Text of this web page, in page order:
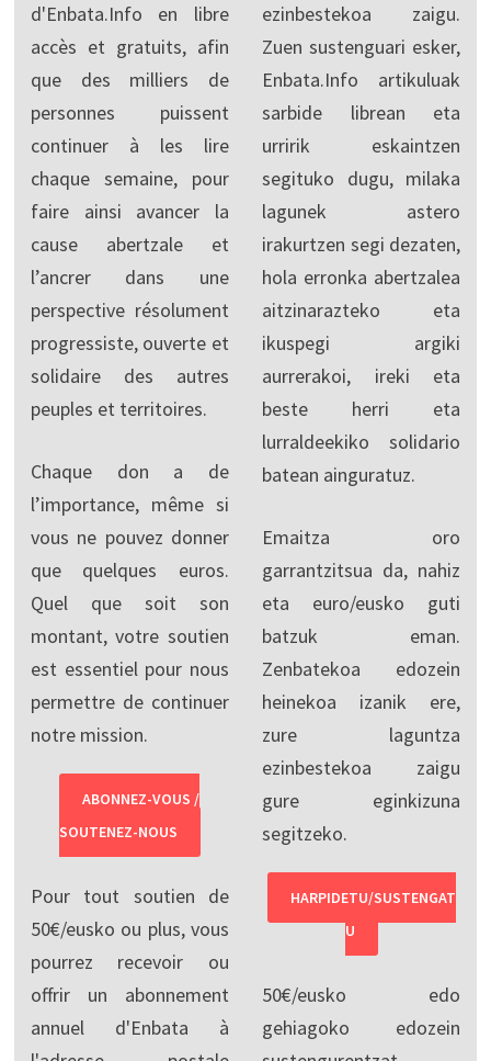
d'Enbata.Info en libre
accès et gratuits, afin
que des milliers de
personnes puissent
continuer à les lire
chaque semaine, pour
faire ainsi avancer la
cause abertzale et
l’ancrer dans une
perspective résolument
progressiste, ouverte et
solidaire des autres
peuples et territoires.
Chaque don a de
l’importance, même si
vous ne pouvez donner
que quelques euros.
Quel que soit son
montant, votre soutien
est essentiel pour nous
permettre de continuer
notre mission.
ABONNEZ-VOUS /
SOUTENEZ-NOUS
Pour tout soutien de
50€/eusko ou plus, vous
pourrez recevoir ou
offrir un abonnement
annuel d'Enbata à
ezinbestekoa zaigu.
Zuen sustenguari esker,
Enbata.Info artikuluak
sarbide librean eta
urririk eskaintzen
segituko dugu, milaka
lagunek astero
irakurtzen segi dezaten,
hola erronka abertzalea
aitzinarazteko eta
ikuspegi argiki
aurrerakoi, ireki eta
beste herri eta
lurraldeekiko solidario
batean ainguratuz.
Emaitza oro
garrantzitsua da, nahiz
eta euro/eusko guti
batzuk eman.
Zenbatekoa edozein
heinekoa izanik ere,
zure laguntza
ezinbestekoa zaigu
gure eginkizuna
segitzeko.
HARPIDETU/SUSTENGAT
U
50€/eusko edo
gehiagoko edozein